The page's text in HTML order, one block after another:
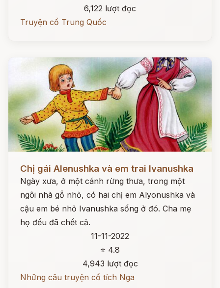
6,122 lượt đọc
Truyện cổ Trung Quốc
Chị gái Alenushka và em trai Ivanushka
Ngày xưa, ở một cánh rừng thưa, trong một
ngôi nhà gỗ nhỏ, có hai chị em Alyonushka và
cậu em bé nhỏ Ivanushka sống ở đó. Cha mẹ
họ đều đã chết cả.
11-11-2022
⭐ 4.8
4,943 lượt đọc
Những câu truyện cổ tích Nga